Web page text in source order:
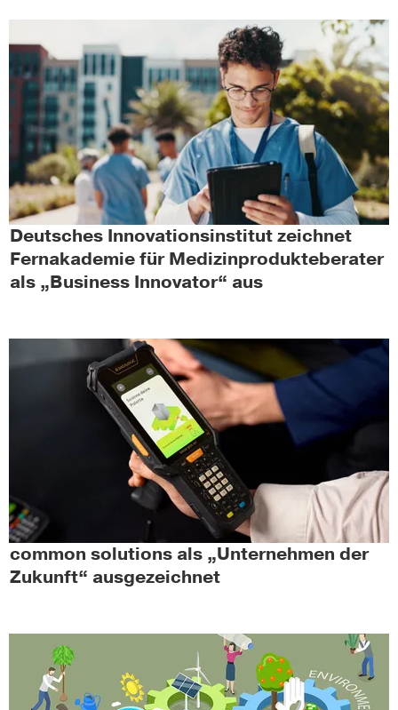
Deutsches Innovationsinstitut zeichnet
Fernakademie für Medizinprodukteberater
als „Business Innovator“ aus
common solutions als „Unternehmen der
Zukunft“ ausgezeichnet